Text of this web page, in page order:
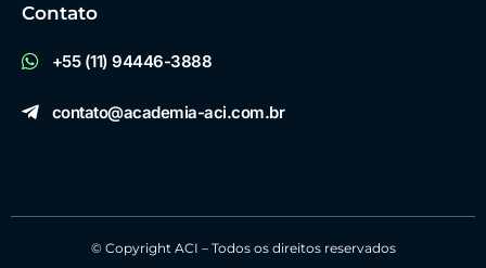
Contato
+55 (11) 94446-3888
contato@academia-aci.com.br
© Copyright ACI – Todos os direitos reservados